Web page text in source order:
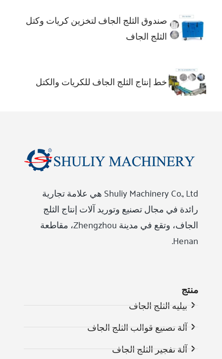
صندوق الثلج الجاف لتخزين كريات وكتل
الثلج الجاف
خط إنتاج الثلج الجاف للكريات والكتل
Shuliy Machinery Co., Ltd هي علامة تجارية
رائدة في مجال تصنيع وتوريد آلات إنتاج الثلج
الجاف، وتقع في مدينة Zhengzhou، مقاطعة
Henan.
منتج
بيليه الثلج الجاف
آلة تصنيع قوالب الثلج الجاف
آلة تفجير الثلج الجاف